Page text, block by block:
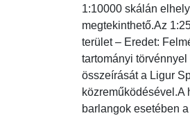
1:10000 skálán
megtekinthető.Az
terület – Eredet:
tartományi
összeírását a Ligur
barlangok esetében